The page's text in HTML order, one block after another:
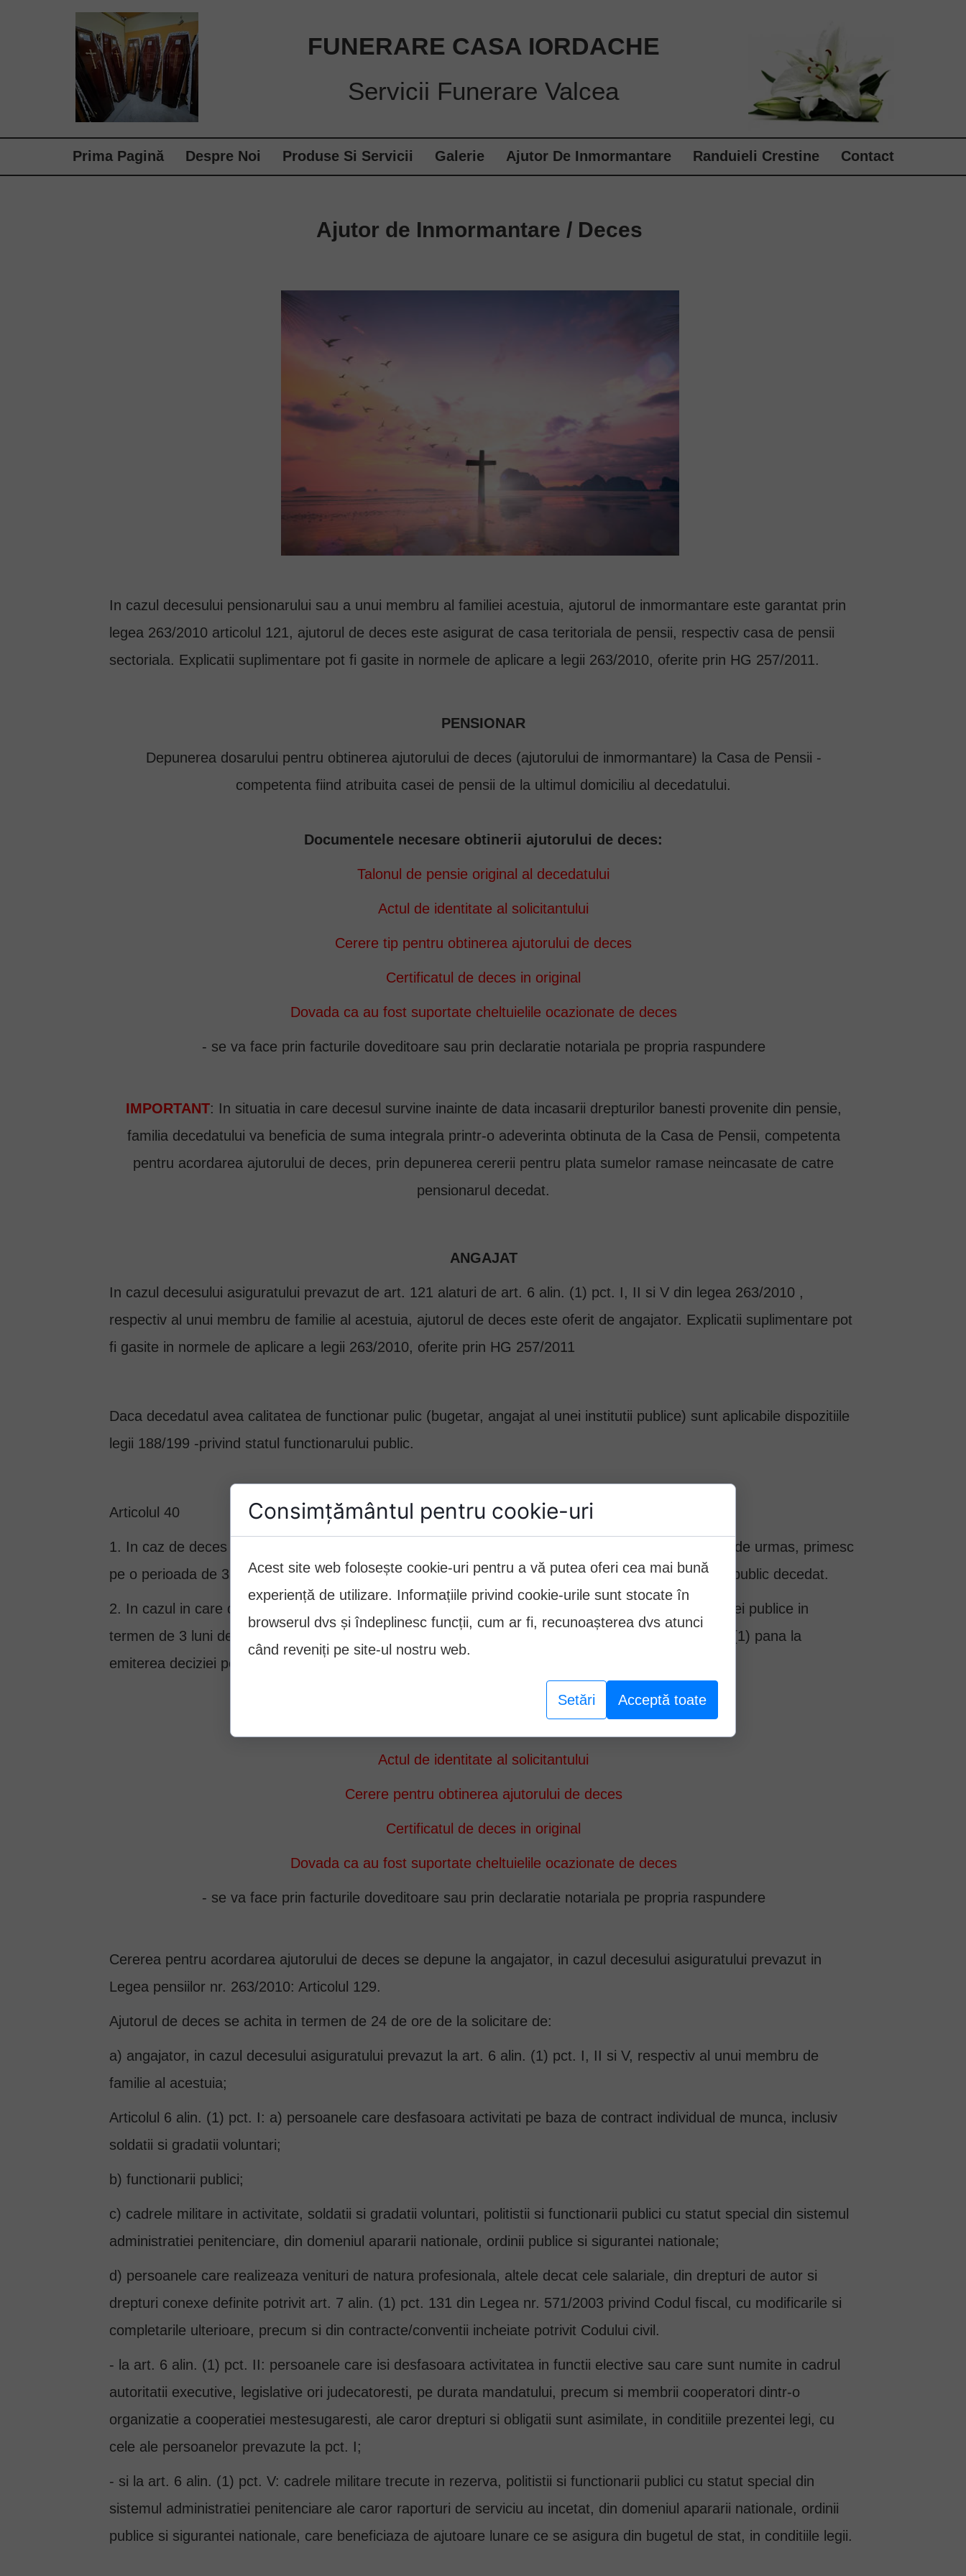
ANGAJAT
In cazul decesului asiguratului prevazut de art. 121 alaturi de art. 6 alin. (1) pct. I, II si V din legea 263/2010 ,
respectiv al unui membru de familie al acestuia, ajutorul de deces este oferit de angajator. Explicatii suplimentare pot
fi gasite in normele de aplicare a legii 263/2010, oferite prin HG 257/2011
Daca decedatul avea calitatea de functionar pulic (bugetar, angajat al unei institutii publice) sunt aplicabile dispozitiile
legii 188/199 -privind statul functionarului public.
Articolul 40
1. In caz de deces al functionarului public, membrii familiei, care au, potrivit legii, dreptul la pensie de urmas, primesc
pe o perioada de 3 luni echivalentul salariului de baza din ultima luna de activitate a functionarului public decedat.
2. In cazul in care decizia pentru pensia de urmas nu a fost emisa din vina autoritatii sau a institutiei publice in
termen de 3 luni de la data decesului, aceasta va achita in continuare drepturile prevazute la alin. (1) pana la
emiterea deciziei pentru pensia de urmas.
Actul de identitate al solicitantului
Cerere pentru obtinerea ajutorului de deces
Certificatul de deces in original
Dovada ca au fost suportate cheltuielile ocazionate de deces
- se va face prin facturile doveditoare sau prin declaratie notariala pe propria raspundere
Cererea pentru acordarea ajutorului de deces se depune la angajator, in cazul decesului asiguratului prevazut in
Legea pensiilor nr. 263/2010: Articolul 129.
Ajutorul de deces se achita in termen de 24 de ore de la solicitare de:
a) angajator, in cazul decesului asiguratului prevazut la art. 6 alin. (1) pct. I, II si V, respectiv al unui membru de
familie al acestuia;
Articolul 6 alin. (1) pct. I: a) persoanele care desfasoara activitati pe baza de contract individual de munca, inclusiv
soldatii si gradatii voluntari;
b) functionarii publici;
c) cadrele militare in activitate, soldatii si gradatii voluntari, politistii si functionarii publici cu statut special din sistemul
administratiei penitenciare, din domeniul apararii nationale, ordinii publice si sigurantei nationale;
d) persoanele care realizeaza venituri de natura profesionala, altele decat cele salariale, din drepturi de autor si
drepturi conexe definite potrivit art. 7 alin. (1) pct. 131 din Legea nr. 571/2003 privind Codul fiscal, cu modificarile si
completarile ulterioare, precum si din contracte/conventii incheiate potrivit Codului civil.
- la art. 6 alin. (1) pct. II: persoanele care isi desfasoara activitatea in functii elective sau care sunt numite in cadrul
autoritatii executive, legislative ori judecatoresti, pe durata mandatului, precum si membrii cooperatori dintr-o
organizatie a cooperatiei mestesugaresti, ale caror drepturi si obligatii sunt asimilate, in conditiile prezentei legi, cu
cele ale persoanelor prevazute la pct. I;
- si la art. 6 alin. (1) pct. V: cadrele militare trecute in rezerva, politistii si functionarii publici cu statut special din
sistemul administratiei penitenciare ale caror raporturi de serviciu au incetat, din domeniul apararii nationale, ordinii
publice si sigurantei nationale, care beneficiaza de ajutoare lunare ce se asigura din bugetul de stat, in conditiile legii.
PENSIONAR
Depunerea dosarului pentru obtinerea ajutorului de deces (ajutorului de inmormantare) la Casa de Pensii -
competenta fiind atribuita casei de pensii de la ultimul domiciliu al decedatului.
Documentele necesare obtinerii ajutorului de deces:
Talonul de pensie original al decedatului
Actul de identitate al solicitantului
Cerere tip pentru obtinerea ajutorului de deces
Certificatul de deces in original
Dovada ca au fost suportate cheltuielile ocazionate de deces
- se va face prin facturile doveditoare sau prin declaratie notariala pe propria raspundere
IMPORTANT: In situatia in care decesul survine inainte de data incasarii drepturilor banesti provenite din pensie,
familia decedatului va beneficia de suma integrala printr-o adeverinta obtinuta de la Casa de Pensii, competenta
pentru acordarea ajutorului de deces, prin depunerea cererii pentru plata sumelor ramase neincasate de catre
pensionarul decedat.
In cazul decesului pensionarului sau a unui membru al familiei acestuia, ajutorul de inmormantare este garantat prin
legea 263/2010 articolul 121, ajutorul de deces este asigurat de casa teritoriala de pensii, respectiv casa de pensii
sectoriala. Explicatii suplimentare pot fi gasite in normele de aplicare a legii 263/2010, oferite prin HG 257/2011.
Ajutor de Inmormantare / Deces
Servicii Funerare Valcea
FUNERARE CASA IORDACHE
Prima Pagină Despre Noi Produse Si Servicii Galerie Ajutor De Inmormantare Randuieli Crestine Contact
Consimțământul pentru cookie-uri
Acest site web folosește cookie-uri pentru a vă putea oferi cea mai bună
experiență de utilizare. Informațiile privind cookie-urile sunt stocate în
browserul dvs și îndeplinesc funcții, cum ar fi, recunoașterea dvs atunci
când reveniți pe site-ul nostru web.
Setări Acceptă toate